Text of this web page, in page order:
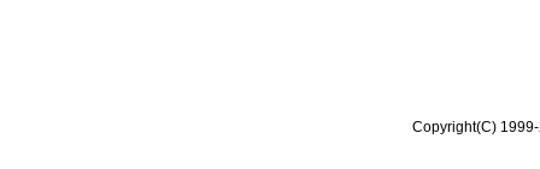
Copyright(C)